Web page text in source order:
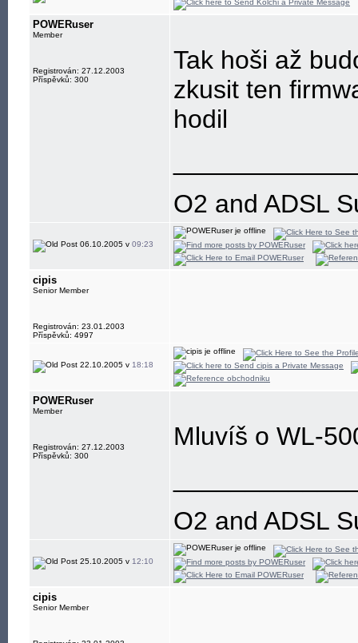
POWERuser
Member
Registrován: 27.12.2003
Příspěvků: 300
Tak hoši až
zkusit ten
hodil
O2 and ADSL
06.10.2005 v 09:23
cipis
Senior Member
Registrován: 23.01.2003
Příspěvků: 4997
22.10.2005 v 18:18
POWERuser
Member
Registrován: 27.12.2003
Příspěvků: 300
Mluvíš o WL-
O2 and ADSL
25.10.2005 v 12:10
cipis
Senior Member